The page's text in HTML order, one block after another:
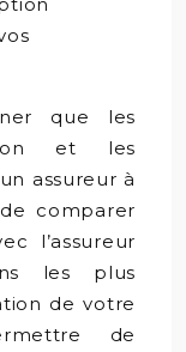
que les
et les
assureur à
comparer
l’assureur
les plus
de votre
de